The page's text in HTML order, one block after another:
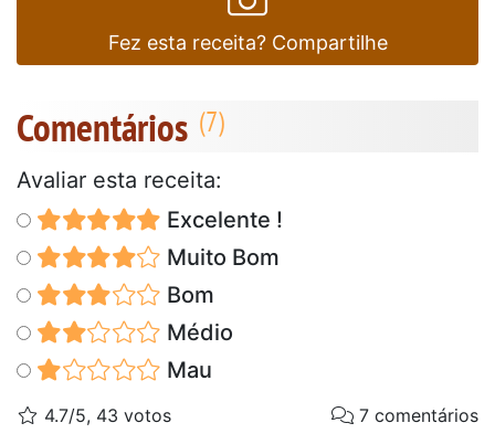
Fez esta receita? Compartilhe
Comentários
Avaliar esta receita:
Excelente !
Muito Bom
Bom
Médio
Mau
4.7/5, 43 votos 7 comentários